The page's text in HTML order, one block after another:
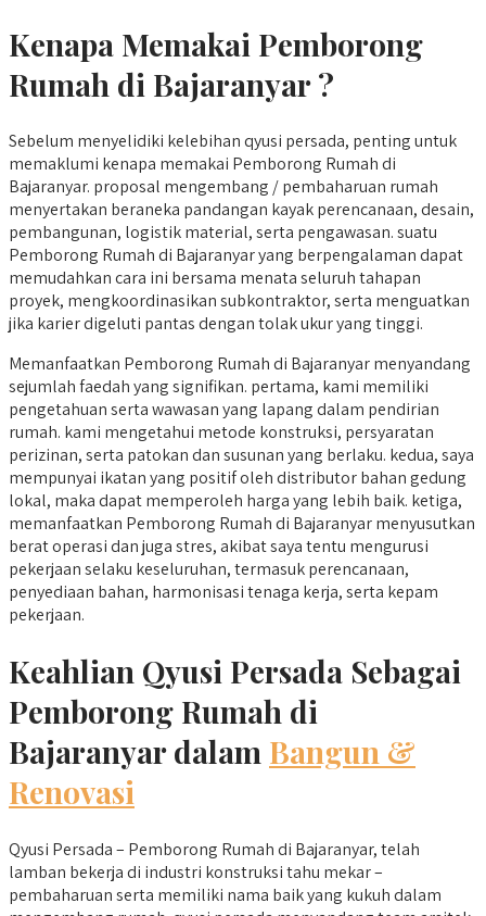
Kenapa Memakai Pemborong
Rumah di Bajaranyar ?
Sebelum menyelidiki kelebihan qyusi persada, penting untuk
memaklumi kenapa memakai Pemborong Rumah di
Bajaranyar. proposal mengembang / pembaharuan rumah
menyertakan beraneka pandangan kayak perencanaan, desain,
pembangunan, logistik material, serta pengawasan. suatu
Pemborong Rumah di Bajaranyar yang berpengalaman dapat
memudahkan cara ini bersama menata seluruh tahapan
proyek, mengkoordinasikan subkontraktor, serta menguatkan
jika karier digeluti pantas dengan tolak ukur yang tinggi.
Memanfaatkan Pemborong Rumah di Bajaranyar menyandang
sejumlah faedah yang signifikan. pertama, kami memiliki
pengetahuan serta wawasan yang lapang dalam pendirian
rumah. kami mengetahui metode konstruksi, persyaratan
perizinan, serta patokan dan susunan yang berlaku. kedua, saya
mempunyai ikatan yang positif oleh distributor bahan gedung
lokal, maka dapat memperoleh harga yang lebih baik. ketiga,
memanfaatkan Pemborong Rumah di Bajaranyar menyusutkan
berat operasi dan juga stres, akibat saya tentu mengurusi
pekerjaan selaku keseluruhan, termasuk perencanaan,
penyediaan bahan, harmonisasi tenaga kerja, serta kepam
pekerjaan.
Keahlian Qyusi Persada Sebagai
Pemborong Rumah di
Bajaranyar dalam Bangun &
Renovasi
Qyusi Persada – Pemborong Rumah di Bajaranyar, telah
lamban bekerja di industri konstruksi tahu mekar –
pembaharuan serta memiliki nama baik yang kukuh dalam